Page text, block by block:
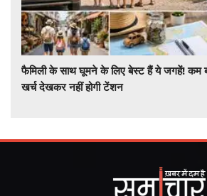
फैमिली के साथ घूमने के लिए बेस्ट हैं ये जगहें! कम
खर्च देखकर नहीं होगी टेंशन